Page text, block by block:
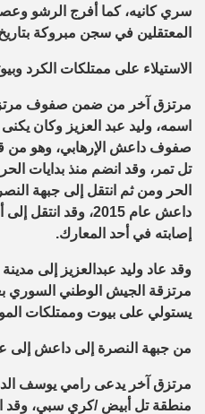
سري كانيه، كما أفرج الرشو
المعتقلين في سجن مبروكة بتاريخ 24 كانون الثاني
الاستيلاء على ممتلكات الكرد
مرتزق آخر من ضمن صفوف
اسمه، وليد عبد العزيز وكان
صفوف داعش الإرهابي، وهو من
تل تمر، وقد انضم منذ بدايات
الحر ومن ثم انتقل إلى جبهة
داعش عام 2015، وقد
إصابته في أحد المعارك.
وقد عاد وليد عبدالعزيز إلى
مرتزقة الجيش الوطني السوري
يستولي على بيوت وممتلكات
من جبهة النصرة إلى داعش إلى
مرتزق آخر يدعى رامي يوسف
منطقة تل أبيض /كري سبي، وقد